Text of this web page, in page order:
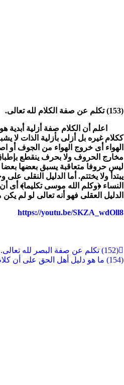
(153) تكلم عن صفة الكلام لله تعالى.
اعلم أن الكلام صفة أزلية أبدية هو
ككلام غيره بل أزلى بأزلية الذات
الهواء أى خروج الهواء من الجوف أو
مخارج الحروف ولا بحرف ينقطع
ليس حروفا متعاقبة يسبق بعضها بعضا
يبتدأ ولا يختتم. أما الدليل النقلى
النساء ﴿وكلم الله موسى تكليما﴾ أى
الدليل العقلى فهو أنه تعالى لو لم
https://youtu.be/SKZA_wdOll8
(152) تكلم عن صفة البصر لله تعالى.
(154) ما هو دليل أهل الحق على أن كلام الله ليس صوتا ولا حروفا متعاقبة.